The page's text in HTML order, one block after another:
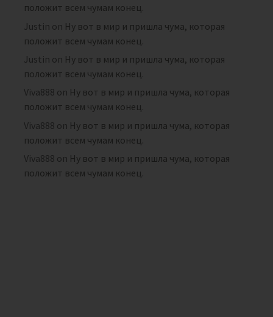
положит всем чумам конец.
Justin on Ну вот в мир и пришла чума, которая
положит всем чумам конец.
Justin on Ну вот в мир и пришла чума, которая
положит всем чумам конец.
Viva888 on Ну вот в мир и пришла чума, которая
положит всем чумам конец.
Viva888 on Ну вот в мир и пришла чума, которая
положит всем чумам конец.
Viva888 on Ну вот в мир и пришла чума, которая
положит всем чумам конец.